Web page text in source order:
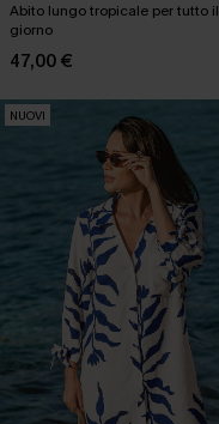
Abito lungo tropicale per tutto il
giorno
47,00 €
NUOVI